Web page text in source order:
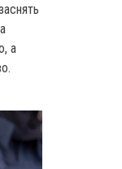
а